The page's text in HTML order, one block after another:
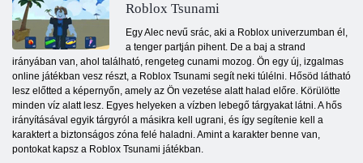
Roblox Tsunami
Egy Alec nevű srác, aki a Roblox univerzumban él,
a tenger partján pihent. De a baj a strand
irányában van, ahol található, rengeteg cunami mozog. Ön egy új, izgalmas
online játékban vesz részt, a Roblox Tsunami segít neki túlélni. Hősöd látható
lesz előtted a képernyőn, amely az Ön vezetése alatt halad előre. Körülötte
minden víz alatt lesz. Egyes helyeken a vízben lebegő tárgyakat látni. A hős
irányításával egyik tárgyról a másikra kell ugrani, és így segítenie kell a
karaktert a biztonságos zóna felé haladni. Amint a karakter benne van,
pontokat kapsz a Roblox Tsunami játékban.